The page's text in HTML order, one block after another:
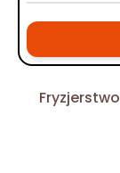
Fryzjerstwo